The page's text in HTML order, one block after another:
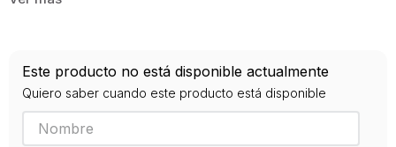
Editorial
2007
Este producto no está disponible actualmente
Quiero saber cuando este producto está disponible